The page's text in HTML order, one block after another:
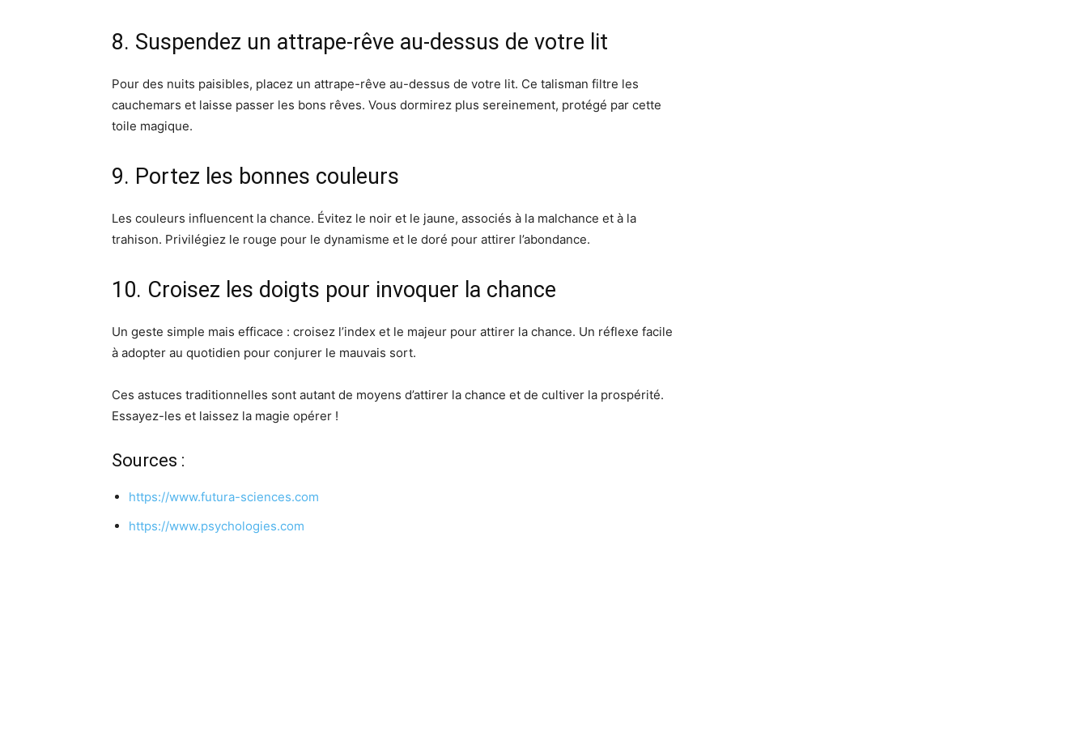
8. Suspendez un attrape-rêve au-dessus de votre lit
Pour des nuits paisibles, placez un attrape-rêve au-dessus de votre lit. Ce talisman filtre les
cauchemars et laisse passer les bons rêves. Vous dormirez plus sereinement, protégé par cette
toile magique.
9. Portez les bonnes couleurs
Les couleurs influencent la chance. Évitez le noir et le jaune, associés à la malchance et à la
trahison. Privilégiez le rouge pour le dynamisme et le doré pour attirer l’abondance.
10. Croisez les doigts pour invoquer la chance
Un geste simple mais efficace : croisez l’index et le majeur pour attirer la chance. Un réflexe facile
à adopter au quotidien pour conjurer le mauvais sort.
Ces astuces traditionnelles sont autant de moyens d’attirer la chance et de cultiver la prospérité.
Essayez-les et laissez la magie opérer !
Sources :
https://www.futura-sciences.com
https://www.psychologies.com